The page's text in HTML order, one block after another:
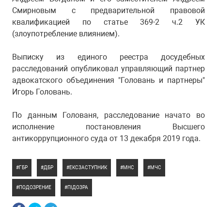
Смирновым с предварительной правовой
квалификацией по статье 369-2 ч.2 УК
(злоупотребление влиянием).
Выписку из единого реестра досудебных
расследований опубликовал управляющий партнер
адвокатского объединения "Головань и партнеры"
Игорь Головань.
По данным Голованя, расследование начато во
исполнение постановления Высшего
антикоррупционного суда от 13 декабря 2019 года.
ГБР ДБР ЕКСЗАСТУПНИК МНС МЧС
ПОДОЗРЕНИЕ ПІДОЗРА